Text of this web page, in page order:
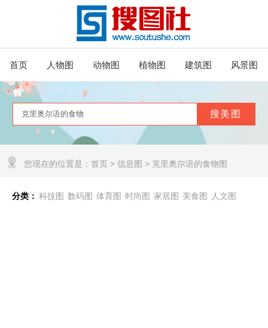
首页 人物图 动物图 植物图 建筑图 风景图
您现在的位置是： 首页 > 信息图 > 克里奥尔语的食物图
分类： 科技图 数码图 体育图 时尚图 家居图 美食图 人文图